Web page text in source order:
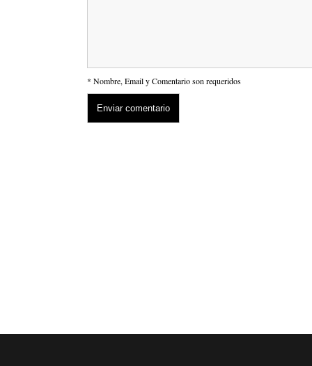
* Nombre, Email y Comentario son requeridos